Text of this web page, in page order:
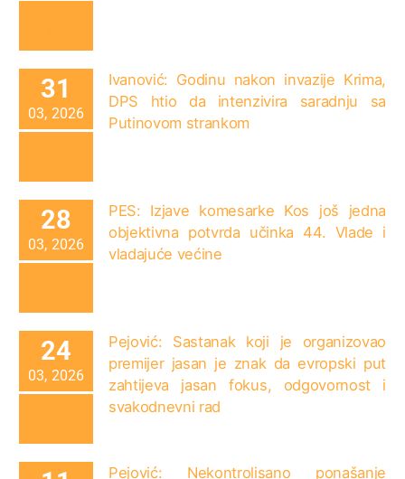
31
03, 2026
Ivanović: Godinu nakon invazije Krima,
DPS htio da intenzivira saradnju sa
Putinovom strankom
28
03, 2026
PES: Izjave komesarke Kos još jedna
objektivna potvrda učinka 44. Vlade i
vladajuće većine
24
03, 2026
Pejović: Sastanak koji je organizovao
premijer jasan je znak da evropski put
zahtijeva jasan fokus, odgovornost i
svakodnevni rad
Pejović: Nekontrolisano ponašanje